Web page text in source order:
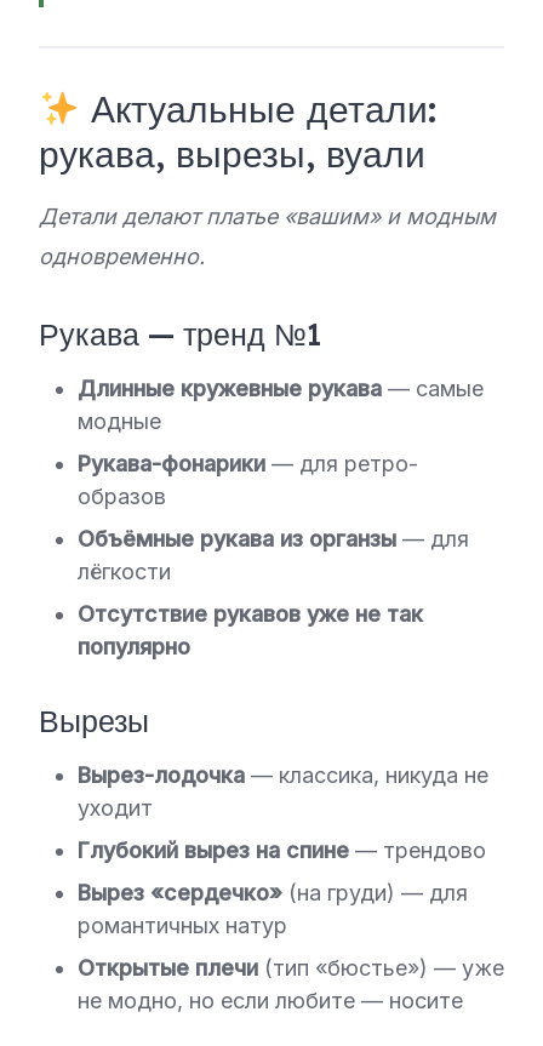
Актуальные детали:
рукава, вырезы, вуали
Детали делают платье «вашим» и модным
одновременно.
Рукава — тренд №1
Длинные кружевные рукава — самые
модные
Рукава-фонарики — для ретро-
образов
Объёмные рукава из органзы — для
лёгкости
Отсутствие рукавов уже не так
популярно
Вырезы
Вырез-лодочка — классика, никуда не
уходит
Глубокий вырез на спине — трендово
Вырез «сердечко» (на груди) — для
романтичных натур
Открытые плечи (тип «бюстье») — уже
не модно, но если любите — носите